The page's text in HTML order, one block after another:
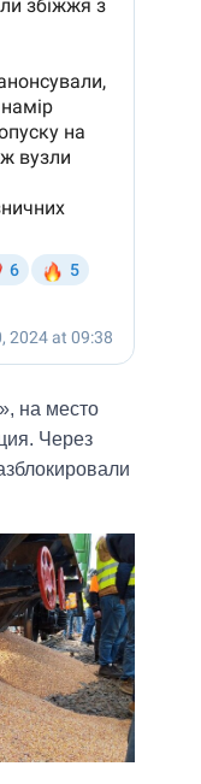
на место
Через